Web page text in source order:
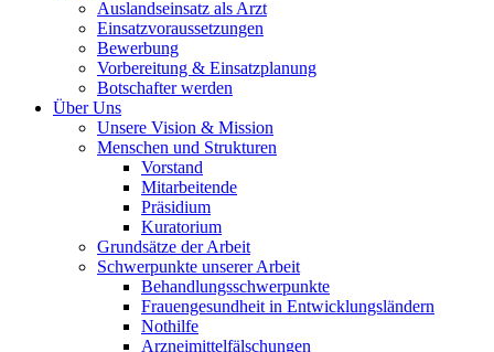
Auslandseinsatz als Arzt
Einsatzvoraussetzungen
Bewerbung
Vorbereitung & Einsatzplanung
Botschafter werden
Über Uns
Unsere Vision & Mission
Menschen und Strukturen
Vorstand
Mitarbeitende
Präsidium
Kuratorium
Grundsätze der Arbeit
Schwerpunkte unserer Arbeit
Behandlungs­schwerpunkte
Frauengesundheit in Entwicklungsländern
Nothilfe
Arzneimittel­fälschungen